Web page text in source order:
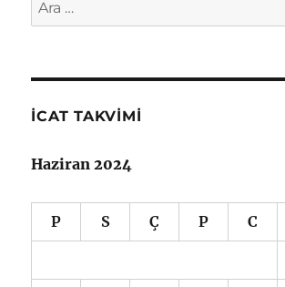
İCAT TAKVIMI
Haziran 2024
P S Ç P C